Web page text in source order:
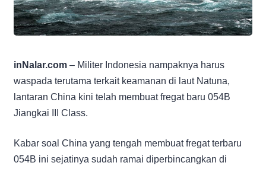
inNalar.com – Militer Indonesia nampaknya harus
waspada terutama terkait keamanan di laut Natuna,
lantaran China kini telah membuat fregat baru 054B
Jiangkai III Class.
Kabar soal China yang tengah membuat fregat terbaru
054B ini sejatinya sudah ramai diperbincangkan di